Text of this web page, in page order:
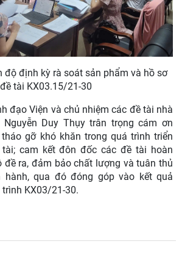
độ định kỳ rà soát sản phẩm và hồ sơ
đề tài KX03.15/21-30
Viện và chủ nhiệm các đề tài nhà
Nguyễn Duy Thụy trân trọng cám ơn
gỡ khó khăn trong quá trình triển
cam kết đôn đốc các đề tài hoàn
đề ra, đảm bảo chất lượng và tuân thủ
hành, qua đó đóng góp vào kết quả
KX03/21-30.